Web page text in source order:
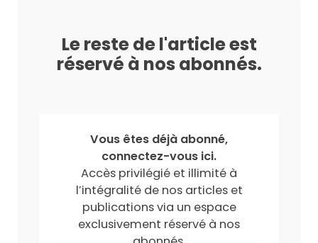
Le reste de l'article est
réservé à nos abonnés.
Vous êtes déjà abonné,
connectez-vous ici.
Accès privilégié et illimité à
l’intégralité de nos articles et
publications via un espace
exclusivement réservé à nos